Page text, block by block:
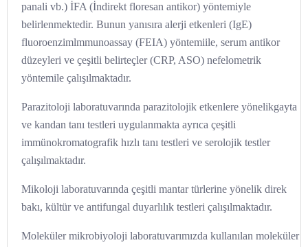
panali vb.) İFA (İndirekt floresan antikor) yöntemiyle
belirlenmektedir. Bunun yanısıra alerji etkenleri (IgE)
fluoroenzimlmmunoassay (FEIA) yöntemiile, serum antikor
düzeyleri ve çeşitli belirteçler (CRP, ASO) nefelometrik
yöntemile çalışılmaktadır.
Parazitoloji laboratuvarında parazitolojik etkenlere yönelikgayta
ve kandan tanı testleri uygulanmakta ayrıca çeşitli
immünokromatografik hızlı tanı testleri ve serolojik testler
çalışılmaktadır.
Mikoloji laboratuvarında çeşitli mantar türlerine yönelik direk
bakı, kültür ve antifungal duyarlılık testleri çalışılmaktadır.
Moleküler mikrobiyoloji laboratuvarımızda kullanılan moleküler